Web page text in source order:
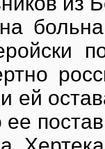
ей
ее